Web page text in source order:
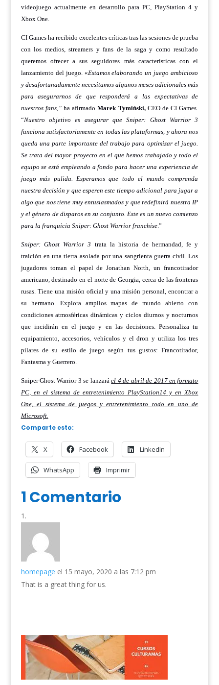
videojuego actualmente en desarrollo para PC, PlayStation 4 y
Xbox One.
CI Games ha recibido excelentes críticas tras las sesiones de prueba
con los medios, streamers y fans de la saga y como resultado
queremos ofrecer a sus seguidores más características con el
lanzamiento del juego. «Estamos elaborando un juego ambicioso
y desafortunadamente necesitamos algunos meses adicionales más
para asegurarnos de que responderá a las expectativas de
nuestros fans,”ha afirmadoMarek Tymiński,CEO de CI Games.
“Nuestro objetivo es asegurar que Sniper: Ghost Warrior 3
funciona satisfactoriamente en todas las plataformas, y ahora nos
queda una parte importante del trabajo para optimizar el juego.
Se trata del mayor proyecto en el que hemos trabajado y todo el
equipo se está empleando a fondo para hacer una experiencia de
juego más pulida. Esperamos que todo el mundo comprenda
nuestra decisión y que esperen este tiempo adicional para jugar a
algo que nos tiene muy entusiasmados y que redefinirá nuestra IP
y el género de disparos en su conjunto. Este es un nuevo comienzo
para la franquicia Sniper: Ghost Warrior franchise.”
Sniper: Ghost Warrior 3 trata la historia de hermandad, fe y
traición en una tierra asolada por una sangrienta guerra civil. Los
jugadores toman el papel de Jonathan North, un francotirador
americano, destinado en el norte de Georgia, cerca de las fronteras
rusas. Tiene una misión oficial y una misión personal, encontrar a
su hermano. Explora amplios mapas de mundo abierto con
condiciones atmosféricas dinámicas y ciclos diurnos y nocturnos
que incidirán en el juego y en las decisiones. Personaliza tu
equipamiento, accesorios, vehículos y el dron y utiliza los tres
pilares de su estilo de juego según tus gustos: Francotirador,
Fantasma y Guerrero.
Sniper Ghost Warrior 3 se lanzaráel 4 de abril de 2017 en formato
PC, en el sistema de entretenimiento PlayStation14 y en Xbox
One, el sistema de juegos y entretenimiento todo en uno de
Microsoft.
Comparte esto:
X Facebook LinkedIn
WhatsApp Imprimir
1 Comentario
homepage el 15 mayo, 2020 a las 7:12 pm
That is a great thing for us.